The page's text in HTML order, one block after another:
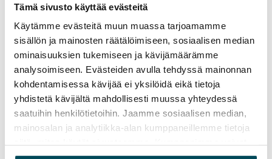
Tämä sivusto käyttää evästeitä
Käytämme evästeitä muun muassa tarjoamamme
sisällön ja mainosten räätälöimiseen, sosiaalisen median
ominaisuuksien tukemiseen ja kävijämäärämme
analysoimiseen. Evästeiden avulla tehdyssä mainonnan
kohdentamisessa kävijää ei yksilöidä eikä tietoja
yhdistetä kävijältä mahdollisesti muussa yhteydessä
saatuihin henkilötietoihin. Jaamme sosiaalisen median,
mainosalan ja analytiikka-alan kumppaneillemme tietoja
yhdistää näitä tietoja muihin tietoihin, joita olet antanut
Kotivakuutus
Pakollinen, ei sisälly vuokraan
Vesimaksu
27 €/hlö/kk
Sähkömaksu
Vuokralainen solmii itse sähkösopimuksen.
Laajakaista